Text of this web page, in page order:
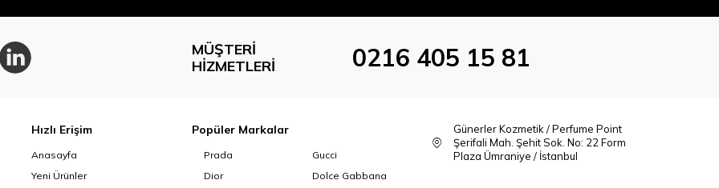
MÜŞTERI
HIZMETLERI
0216 405 15 81
Hızlı Erişim
Anasayfa
Yeni Ürünler
Popüler Markalar
Prada
Gucci
Dior
Dolce Gabbana
Günerler Kozmetik / Perfume Point
Şerifali Mah. Şehit Sok. No: 22 Form
Plaza Ümraniye / İstanbul